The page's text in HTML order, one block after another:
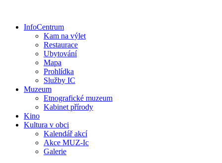
InfoCentrum
Kam na výlet
Restaurace
Ubytování
Mapa
Prohlídka
Služby IC
Muzeum
Etnografické muzeum
Kabinet přírody
Kino
Kultura v obci
Kalendář akcí
Akce MUZ-Ic​
Galerie